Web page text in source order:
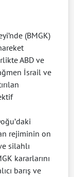
(BMGK)
ABD ve
İsrail ve
rejiminin on
silahlı
kararlarını
barış ve